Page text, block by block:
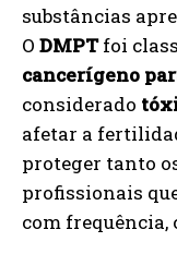
substâncias
O DMPTfoi
cancerígeno
considerado
afetar a
proteger tanto
profissionais
com frequência,